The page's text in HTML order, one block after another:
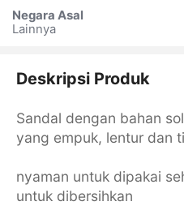
Negara Asal
Lainnya
Deskripsi Produk
Sandal dengan bahan
yang empuk, lentur dan
nyaman untuk dipakai
untuk dibersihkan